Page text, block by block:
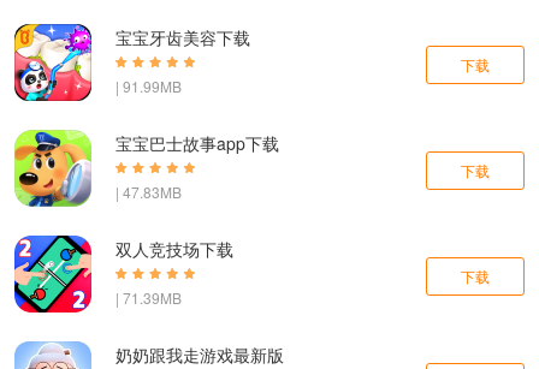
宝宝牙齿美容下载
| 91.99MB
下载
宝宝巴士故事app下载
| 47.83MB
下载
双人竞技场下载
| 71.39MB
下载
奶奶跟我走游戏最新版